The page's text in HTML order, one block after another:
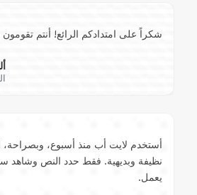
شكراً على امتدادكم الرائع! أنتم
أستخدم لايت أب منذ أسبوع، وبصراحة،
نظيفة وبديهية. فقط حدد النص وشاهد
يعمل.